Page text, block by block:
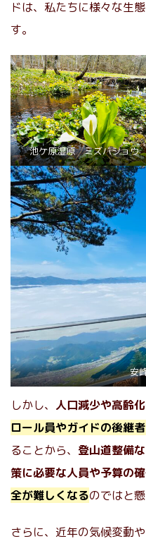
ドは、私たちに様々な生
す。
池ケ原湿原 ミズバショウ
安
しかし、 人口減少や高齢
ロール員やガイドの後継
ることから、 登山道整備
策に必要な人員や予算の
全が難しくなるのではと
さらに、近年の気候変動